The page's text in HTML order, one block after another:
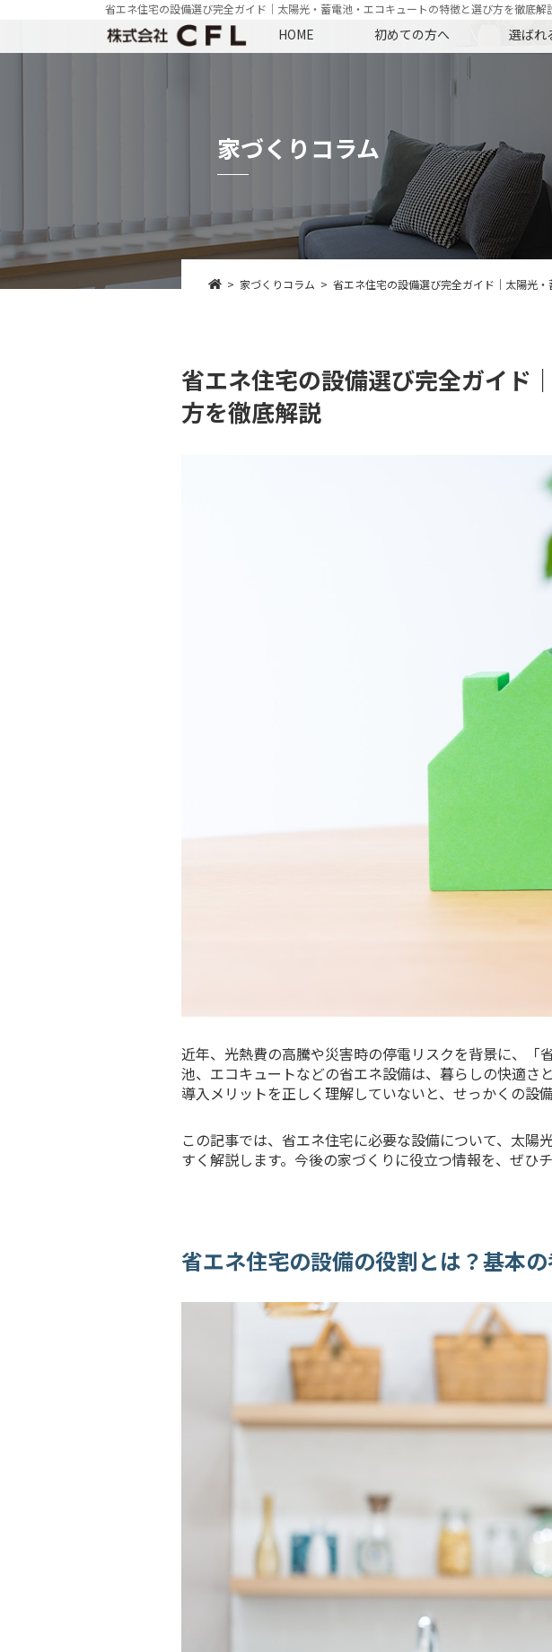
省エネ住宅の設備選び完全ガイド｜太陽光・蓄電池・エコキュートの特徴と選び方を徹底解
HOME 初めての方へ 選ばれ
家づくりコラム
家づくりコラム 省エネ住宅の設備選び完全ガイド｜太陽光
省エネ住宅の設備選び完全ガイド
方を徹底解説
近年、光熱費の高騰や災害時の停電リスクを背景に、「
池、エコキュートなどの省エネ設備は、暮らしの快適さ
導入メリットを正しく理解していないと、せっかくの設
この記事では、省エネ住宅に必要な設備について、太
すく解説します。今後の家づくりに役立つ情報を、ぜひ
省エネ住宅の設備の役割とは？基本